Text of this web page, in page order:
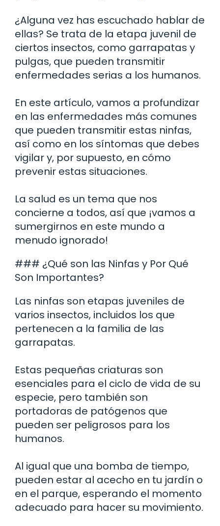
¿Alguna vez has escuchado hablar de
ellas? Se trata de la etapa juvenil de
ciertos insectos, como garrapatas y
pulgas, que pueden transmitir
enfermedades serias a los humanos.
En este artículo, vamos a profundizar
en las enfermedades más comunes
que pueden transmitir estas ninfas,
así como en los síntomas que debes
vigilar y, por supuesto, en cómo
prevenir estas situaciones.
La salud es un tema que nos
concierne a todos, así que ¡vamos a
sumergirnos en este mundo a
menudo ignorado!
### ¿Qué son las Ninfas y Por Qué
Son Importantes?
Las ninfas son etapas juveniles de
varios insectos, incluidos los que
pertenecen a la familia de las
garrapatas.
Estas pequeñas criaturas son
esenciales para el ciclo de vida de su
especie, pero también son
portadoras de patógenos que
pueden ser peligrosos para los
humanos.
Al igual que una bomba de tiempo,
pueden estar al acecho en tu jardín o
en el parque, esperando el momento
adecuado para hacer su movimiento.